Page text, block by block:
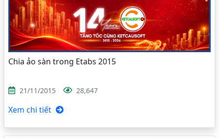
Chia ảo sàn trong Etabs 2015
21/11/2015 28,647
Xem chi tiết